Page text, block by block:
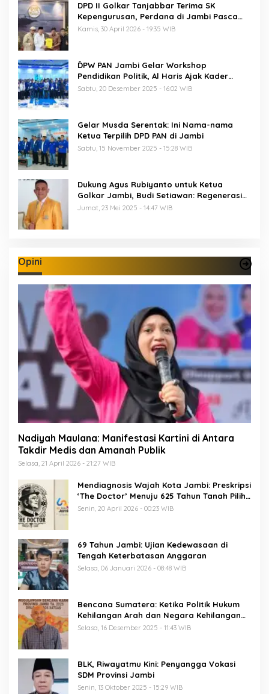
DPD II Golkar Tanjabbar Terima SK
Kepengurusan, Perdana di Jambi Pasca
Musda
Kamis, 30 April 2026 - 19:35 WIB
ĎPW PAN Jambi Gelar Workshop
Pendidikan Politik, Al Haris Ajak Kader
Perkuat Soliditas Jelang Pemilu 2029
Sabtu, 20 Desember 2025 - 16:02 WIB
Gelar Musda Serentak: Ini Nama-nama
Ketua Terpilih DPD PAN di Jambi
Sabtu, 15 November 2025 - 15:28 WIB
Dukung Agus Rubiyanto untuk Ketua
Golkar Jambi, Budi Setiawan: Regenerasi
Kepemimpinan Wajib Berjalan
Jumat, 23 Mei 2025 - 14:47 WIB
Opini
Nadiyah Maulana: Manifestasi Kartini di Antara
Takdir Medis dan Amanah Publik
Selasa, 21 April 2026 - 21:27 WIB
Mendiagnosis Wajah Kota Jambi: Preskripsi
‘The Doctor’ Menuju 625 Tahun Tanah Pilih
Pusako Batuah
Senin, 20 April 2026 - 00:23 WIB
69 Tahun Jambi: Ujian Kedewasaan di
Tengah Keterbatasan Anggaran
Selasa, 06 Januari 2026 - 08:48 WIB
Bencana Sumatera: Ketika Politik Hukum
Kehilangan Arah dan Negara Kehilangan
Keberanian
Selasa, 16 Desember 2025 - 11:43 WIB
BLK, Riwayatmu Kini: Penyangga Vokasi
SDM Provinsi Jambi
Senin, 13 Oktober 2025 - 15:29 WIB